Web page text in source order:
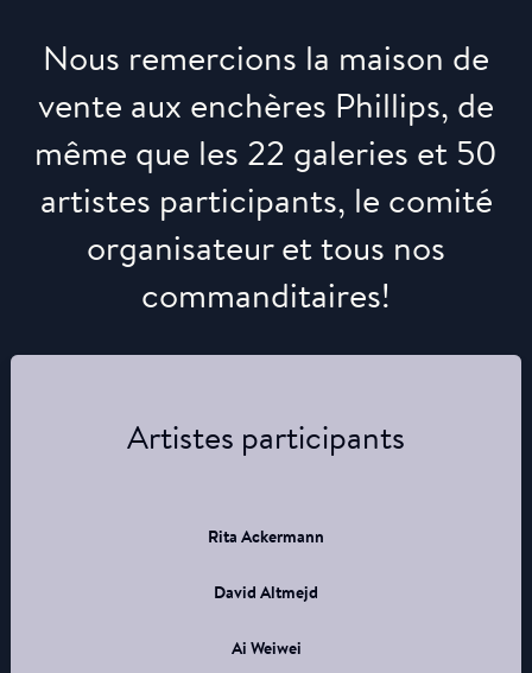
Nous remercions la maison de
vente aux enchères Phillips, de
même que les 22 galeries et 50
artistes participants, le comité
organisateur et tous nos
commanditaires!
Artistes participants
Rita Ackermann
David Altmejd
Ai Weiwei